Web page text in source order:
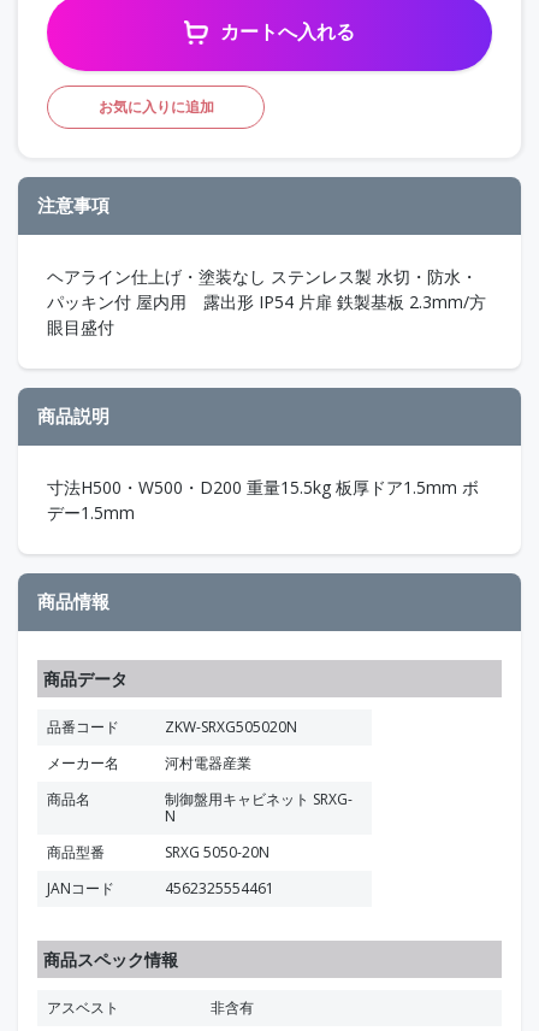
カートへ入れる
お気に入りに追加
注意事項
ヘアライン仕上げ・塗装なし ステンレス製 水切・防水・
パッキン付 屋内用 露出形 IP54 片扉 鉄製基板 2.3mm/方
眼目盛付
商品説明
寸法H500・W500・D200 重量15.5kg 板厚ドア1.5mm ボ
デー1.5mm
商品情報
商品データ
品番コード
ZKW-SRXG505020N
メーカー名
河村電器産業
商品名
制御盤用キャビネット SRXG-
N
商品型番
SRXG 5050-20N
JANコード
4562325554461
商品スペック情報
アスベスト
非含有